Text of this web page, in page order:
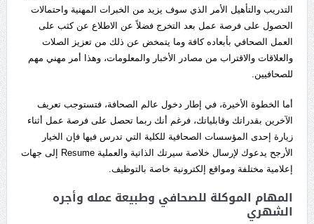
التدريب والتأهيل الأمر الذي سوف يزيد من الخبرات المهنية واحتمالات
الحصول على فرصة عمل بعد التخرج فضلاً عن الاطلاع عن كثب على
العمل الصحافي بأبعاده كافة وما يتمخض عن ذلك من تعزيز الصلات
والعلاقات والاقتراب من مصادر الأخبار والمعلومات، وهذا أمر مهني مهم
للصحافيين.
أما الخطوة الأخيرة، في إطار دخول عالم الصحافة، فتستوجب تعريف
الآخرين بقدراتك وقابلياتك، فرغم أنك ربما تحصل على فرصة عمل أثناء
زيارة إحدى المؤسسات الصحافية للكلية التي تدرس فيها فإن الخيار
الأرجح يدعوك لإرسال خلاصة سيرتك الذاتية والعملية Resume إلى جهات
إعلامية مختلفة ومواقع إلكترونية خاصة بالتوظيف.
المهام الموكلة للصحافي وطبيعة عمله وأجره
الشهري